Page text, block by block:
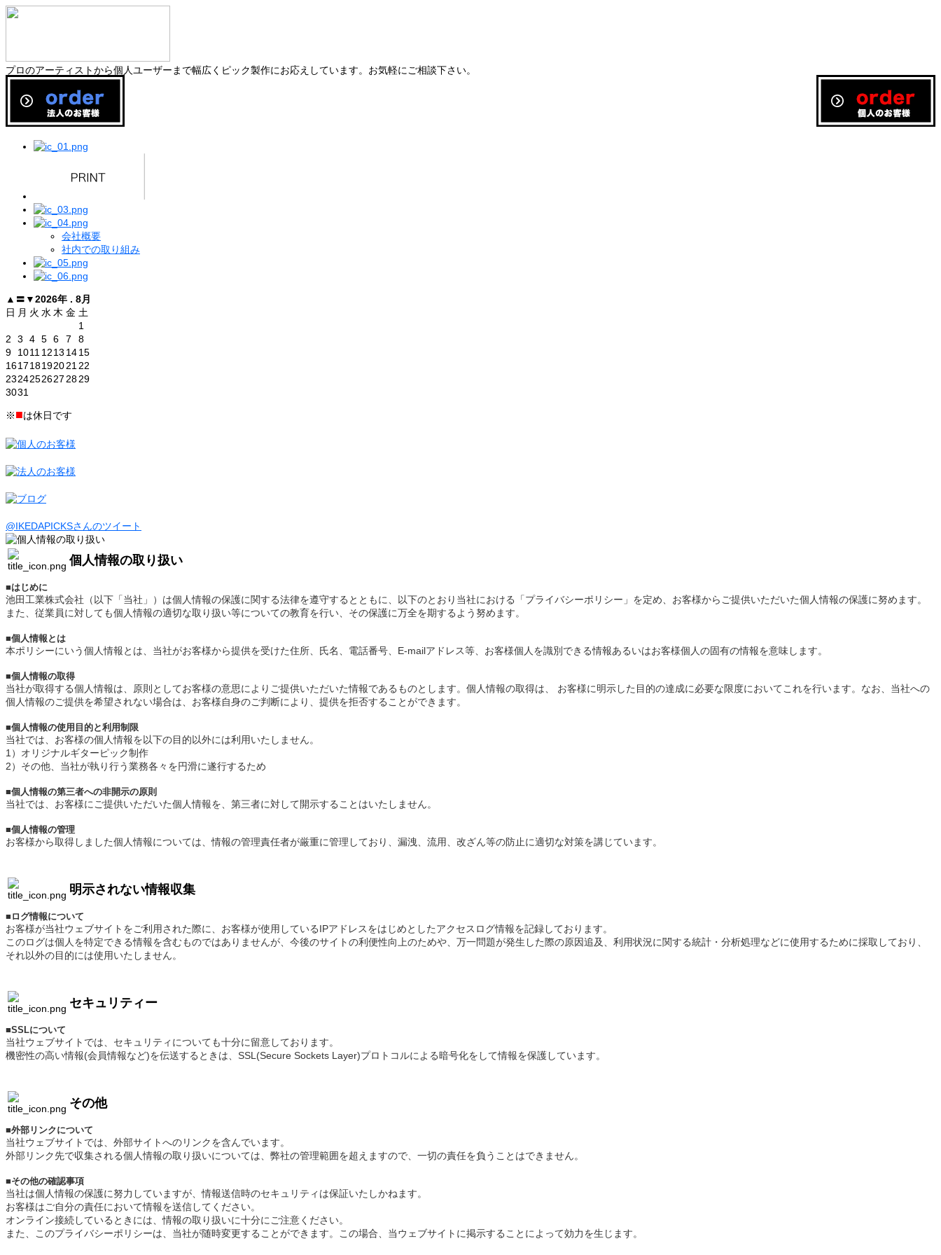
プロのアーティストから個人ユーザーまで幅広くピック製作にお応えしています。お気軽にご相談下さい。
会社概要
社内での取り組み
▲ 〓 ▼2026年 . 8月
日 月 火 水 木 金 土
1
2
3 4 5 6 7
8
9
1011 1213 1415
161718192021 22
2324252627 2829
3031
※■は休日です
@IKEDAPICKSさんのツイート
個人情報の取り扱い
■はじめに
池田工業株式会社（以下「当社」）は個人情報の保護に関する法律を遵守するとともに、以下のとおり当社における「プライバシーポリシー」を定め、お客様からご提供いただいた個人情報の保護に努めます。
また、従業員に対しても個人情報の適切な取り扱い等についての教育を行い、その保護に万全を期するよう努めます。
■個人情報とは
本ポリシーにいう個人情報とは、当社がお客様から提供を受けた住所、氏名、電話番号、E-mailアドレス等、お客様個人を識別できる情報あるいはお客様個人の固有の情報を意味します。
■個人情報の取得
当社が取得する個人情報は、原則としてお客様の意思によりご提供いただいた情報であるものとします。個人情報の取得は、 お客様に明示した目的の達成に必要な限度においてこれを行います。なお、当社への
個人情報のご提供を希望されない場合は、お客様自身のご判断により、提供を拒否することができます。
■個人情報の使用目的と利用制限
当社では、お客様の個人情報を以下の目的以外には利用いたしません。
1）オリジナルギターピック制作
2）その他、当社が執り行う業務各々を円滑に遂行するため
■個人情報の第三者への非開示の原則
当社では、お客様にご提供いただいた個人情報を、第三者に対して開示することはいたしません。
■個人情報の管理
お客様から取得しました個人情報については、情報の管理責任者が厳重に管理しており、漏洩、流用、改ざん等の防止に適切な対策を講じています。
明示されない情報収集
■ ログ情報について
お客様が当社ウェブサイトをご利用された際に、お客様が使用しているIPアドレスをはじめとしたアクセスログ情報を記録しております。
このログは個人を特定できる情報を含むものではありませんが、今後のサイトの利便性向上のためや、万一問題が発生した際の原因追及、利用状況に関する統計・分析処理などに使用するために採取しており、
それ以外の目的には使用いたしません。
セキュリティー
■SSLについて
当社ウェブサイトでは、セキュリティについても十分に留意しております。
機密性の高い情報(会員情報など)を伝送するときは、SSL(Secure Sockets Layer)プロトコルによる暗号化をして情報を保護しています。
その他
■外部リンクについて
当社ウェブサイトでは、外部サイトへのリンクを含んでいます。
外部リンク先で収集される個人情報の取り扱いについては、弊社の管理範囲を超えますので、一切の責任を負うことはできません。
■その他の確認事項
当社は個人情報の保護に努力していますが、情報送信時のセキュリティは保証いたしかねます。
お客様はご自分の責任において情報を送信してください。
オンライン接続しているときには、情報の取り扱いに十分にご注意ください。
また、このプライバシーポリシーは、当社が随時変更することができます。この場合、当ウェブサイトに掲示することによって効力を生じます。